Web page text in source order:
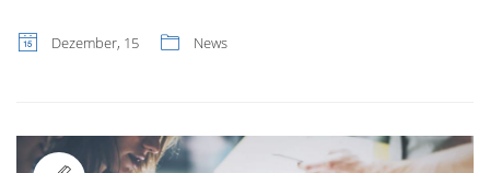
Dezember, 15 News